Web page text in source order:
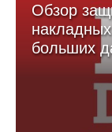
Обзор
больших